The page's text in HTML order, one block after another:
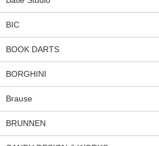
BIC
BOOK DARTS
BORGHINI
Brause
BRUNNEN